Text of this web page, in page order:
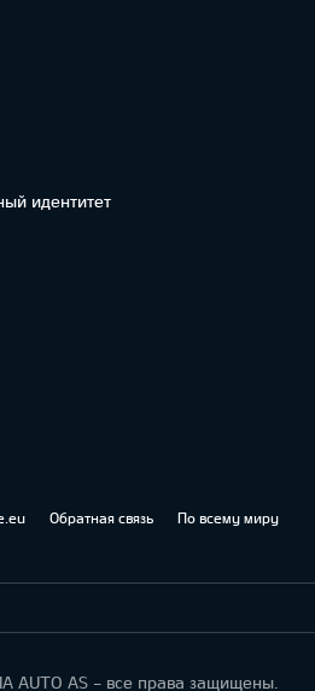
идентитет
Обратная связь По всему миру
AUTO AS - все права защищены.